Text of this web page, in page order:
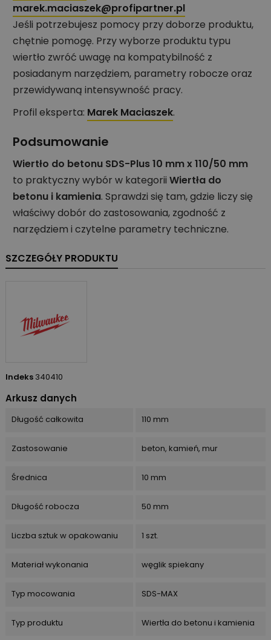
marek.maciaszek@profipartner.pl
Jeśli potrzebujesz pomocy przy doborze produktu,
chętnie pomogę. Przy wyborze produktu typu
wiertło zwróć uwagę na kompatybilność z
posiadanym narzędziem, parametry robocze oraz
przewidywaną intensywność pracy.
Profil eksperta: Marek Maciaszek.
Podsumowanie
Wiertło do betonu SDS-Plus 10 mm x 110/50 mm
to praktyczny wybór w kategorii Wiertła do
betonu i kamienia. Sprawdzi się tam, gdzie liczy się
właściwy dobór do zastosowania, zgodność z
narzędziem i czytelne parametry techniczne.
SZCZEGÓŁY PRODUKTU
Indeks 340410
Arkusz danych
Długość całkowita 110 mm
Zastosowanie beton, kamień, mur
Średnica 10 mm
Długość robocza 50 mm
Liczba sztuk w opakowaniu 1 szt.
Materiał wykonania węglik spiekany
Typ mocowania SDS-MAX
Typ produktu Wiertła do betonu i kamienia